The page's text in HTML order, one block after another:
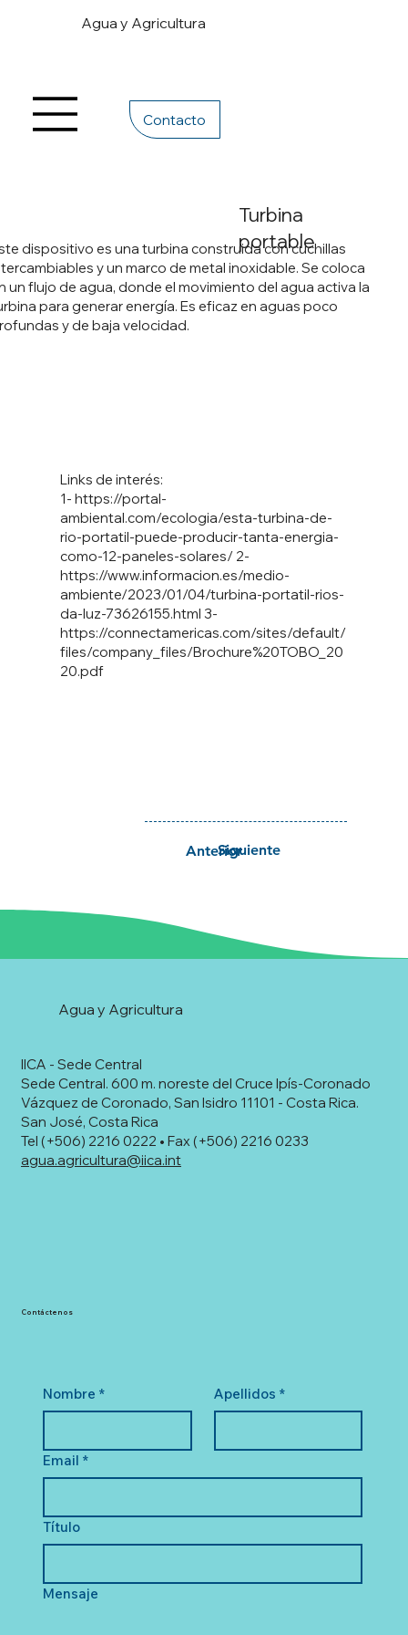
Agua y Agricultura
Contacto
Turbina
portable
dispositivo es una turbina construida con cuchillas
y un marco de metal inoxidable. Se coloca
un flujo de agua, donde el movimiento del agua activa la
para generar energía. Es eficaz en aguas poco
y de baja velocidad.
1-https://portal-
ambiental.com/ecologia/esta-turbina-de-
rio-portatil-puede-producir-tanta-energia-
como-12-paneles-solares/ 2-
https://www.informacion.es/medio-
ambiente/2023/01/04/turbina-portatil-rios-
da-luz-73626155.html 3-
https://connectamericas.com/sites/default/
files/company_files/Brochure%20TOBO_20
20.pdf
Links de interés:
Siguiente
Anterior
IICA - Sede Central
Sede Central. 600 m. noreste del Cruce Ipís-Coronado
Vázquez de Coronado, San Isidro 11101 - Costa Rica.
San José, Costa Rica
Tel (+506) 2216 0222 • Fax (+506) 2216 0233
agua.agricultura@iica.int
Agua y Agricultura
Nombre * Apellidos *
Email *
Título
Mensaje
Contáctenos